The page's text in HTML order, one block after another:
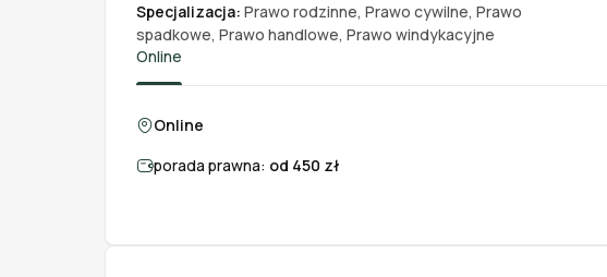
Specjalizacja: Prawo rodzinne, Prawo cywilne, Prawo
spadkowe, Prawo handlowe, Prawo windykacyjne
Online
Online
porada prawna: od 450 zł